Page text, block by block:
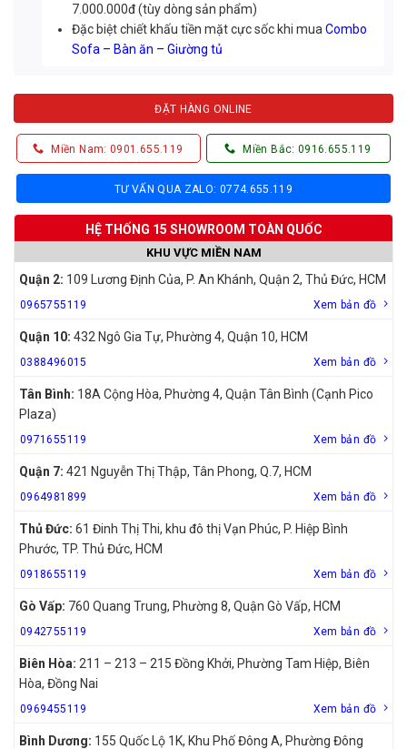
7.000.000đ (tùy dòng sản phẩm)
Đặc biệt chiết khấu tiền mặt cực sốc khi muaCombo
Sofa – Bàn ăn – Giường tủ
ĐẶT HÀNG ONLINE
Miền Nam: 0901.655.119 Miền Bắc: 0916.655.119
TƯ VẤN QUA ZALO: 0774.655.119
HỆ THỐNG 15 SHOWROOM TOÀN QUỐC
KHU VỰC MIỀN NAM
Quận 2: 109 Lương Định Của, P. An Khánh, Quận 2, Thủ Đức, HCM
0965755119 Xem bản đồ
Quận 10: 432 Ngô Gia Tự, Phường 4, Quận 10, HCM
0388496015 Xem bản đồ
Tân Bình: 18A Cộng Hòa, Phường 4, Quận Tân Bình (Cạnh Pico
Plaza)
0971655119 Xem bản đồ
Quận 7: 421 Nguyễn Thị Thập, Tân Phong, Q.7, HCM
0964981899 Xem bản đồ
Thủ Đức: 61 Đinh Thị Thi, khu đô thị Vạn Phúc, P. Hiệp Bình
Phước, TP. Thủ Đức, HCM
0918655119 Xem bản đồ
Gò Vấp: 760 Quang Trung, Phường 8, Quận Gò Vấp, HCM
0942755119 Xem bản đồ
Biên Hòa: 211 – 213 – 215 Đồng Khởi, Phường Tam Hiệp, Biên
Hòa, Đồng Nai
0969455119 Xem bản đồ
Bình Dương: 155 Quốc Lộ 1K, Khu Phố Đông A, Phường Đông